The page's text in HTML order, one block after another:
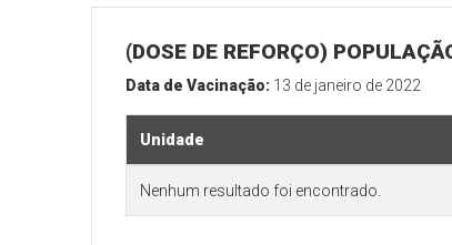
(DOSE DE REFORÇO)
Data de Vacinação: 13 de janeiro de 2022
Unidade
Nenhum resultado foi encontrado.